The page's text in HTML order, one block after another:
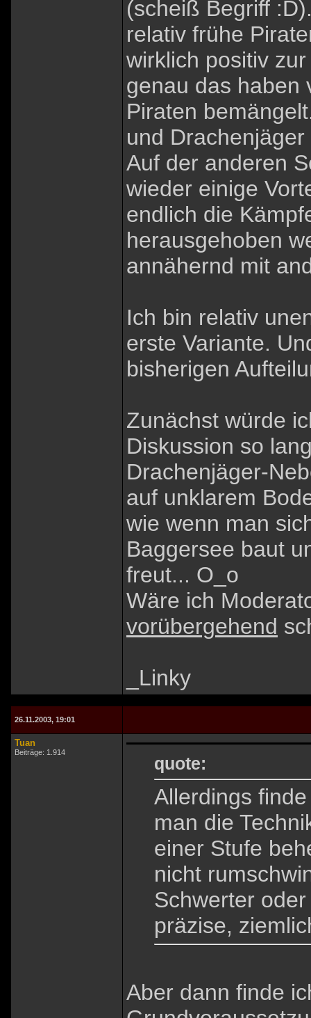
(scheiß Begriff
relativ frühe
wirklich positiv
genau das haben
Piraten
und
Auf der anderen
wieder einige
endlich die
herausgehoben
annähernd mit
Ich bin relativ
erste Variante.
bisherigen
Zunächst würde
Diskussion so
Drachenjäger-
auf unklarem
wie wenn man
Baggersee baut
freut... O_o
Wäre ich
vorübergehend
_Linky
26.11.2003, 19:01
Tuan
Beiträge: 1.914
quote:
Allerdings
man die
einer Stufe
nicht
Schwerter
präzise,
Aber dann finde